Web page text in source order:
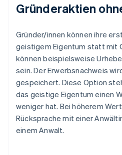
Gründeraktien
Gründer/innen können ihre
geistigem Eigentum statt mit
können beispielsweise
sein. Der Erwerbsnachweis
gespeichert. Diese Option
das geistige Eigentum einen
weniger hat. Bei höherem
Rücksprache mit einer
einem Anwalt.